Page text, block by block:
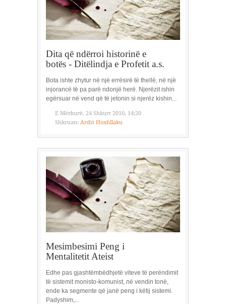
Dita që ndërroi historinë e
botës - Ditëlindja e Profetit a.s.
Bota ishte zhytur në një errësirë të thellë, në një
injorancë të pa parë ndonjë herë. Njerëzit ishin
egërsuar në vend që të jetonin si njerëz kishin...
E Mërkurë, 24 Shkurt 2010, 14:20
Shkruan: Ardit Hoxhllaku
Mesimbesimi Peng i
Mentalitetit Ateist
Edhe pas gjashtëmbëdhjetë viteve të perëndimit
të sistemit monisto-komunist, në vendin tonë,
ende ka segmente që janë peng i këtij sistemi.
Padyshim,...